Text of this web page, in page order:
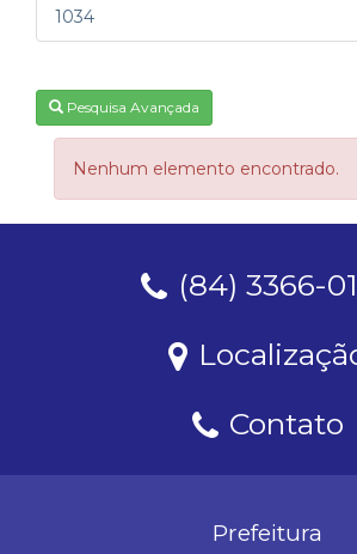
1034
Pesquisa Avançada
Nenhum elemento encontrado.
(84) 3366-
Contato
Prefeitura